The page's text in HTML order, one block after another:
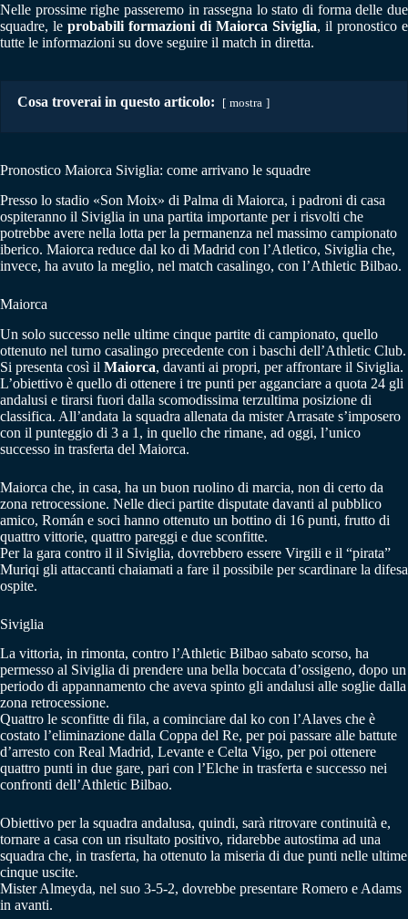
Nelle prossime righe passeremo in rassegna lo stato di forma delle due
squadre, le probabili formazioni di Maiorca Siviglia, il pronostico e
tutte le informazioni su dove seguire il match in diretta.
Cosa troverai in questo articolo: mostra
Pronostico Maiorca Siviglia: come arrivano le squadre
Presso lo stadio «Son Moix» di Palma di Maiorca, i padroni di casa
ospiteranno il Siviglia in una partita importante per i risvolti che
potrebbe avere nella lotta per la permanenza nel massimo campionato
iberico. Maiorca reduce dal ko di Madrid con l’Atletico, Siviglia che,
invece, ha avuto la meglio, nel match casalingo, con l’Athletic Bilbao.
Maiorca
Un solo successo nelle ultime cinque partite di campionato, quello
ottenuto nel turno casalingo precedente con i baschi dell’Athletic Club.
Si presenta così il Maiorca, davanti ai propri, per affrontare il Siviglia.
L’obiettivo è quello di ottenere i tre punti per agganciare a quota 24 gli
andalusi e tirarsi fuori dalla scomodissima terzultima posizione di
classifica. All’andata la squadra allenata da mister Arrasate s’imposero
con il punteggio di 3 a 1, in quello che rimane, ad oggi, l’unico
successo in trasferta del Maiorca.
Maiorca che, in casa, ha un buon ruolino di marcia, non di certo da
zona retrocessione. Nelle dieci partite disputate davanti al pubblico
amico, Román e soci hanno ottenuto un bottino di 16 punti, frutto di
quattro vittorie, quattro pareggi e due sconfitte.
Per la gara contro il il Siviglia, dovrebbero essere Virgili e il “pirata”
Muriqi gli attaccanti chaiamati a fare il possibile per scardinare la difesa
ospite.
Siviglia
La vittoria, in rimonta, contro l’Athletic Bilbao sabato scorso, ha
permesso al Siviglia di prendere una bella boccata d’ossigeno, dopo un
periodo di appannamento che aveva spinto gli andalusi alle soglie dalla
zona retrocessione.
Quattro le sconfitte di fila, a cominciare dal ko con l’Alaves che è
costato l’eliminazione dalla Coppa del Re, per poi passare alle battute
d’arresto con Real Madrid, Levante e Celta Vigo, per poi ottenere
quattro punti in due gare, pari con l’Elche in trasferta e successo nei
confronti dell’Athletic Bilbao.
Obiettivo per la squadra andalusa, quindi, sarà ritrovare continuità e,
tornare a casa con un risultato positivo, ridarebbe autostima ad una
squadra che, in trasferta, ha ottenuto la miseria di due punti nelle ultime
cinque uscite.
Mister Almeyda, nel suo 3-5-2, dovrebbe presentare Romero e Adams
in avanti.